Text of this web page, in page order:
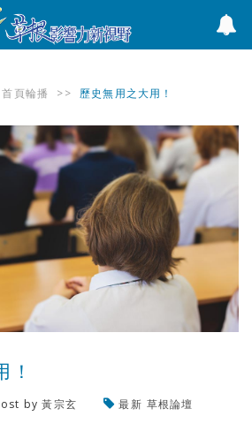
首頁輪播 >> 歷史無用之大用！
by黃宗玄 最新 草根論壇